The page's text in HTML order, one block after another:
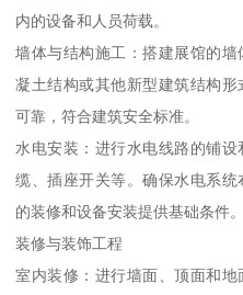
内的设备和人员荷载。
墙体与结构施工：搭建展馆的
凝土结构或其他新型建筑结构
可靠，符合建筑安全标准。
水电安装：进行水电线路的铺
缆、插座开关等。确保水电系
的装修和设备安装提供基础条件。
装修与装饰工程
室内装修：进行墙面、顶面和